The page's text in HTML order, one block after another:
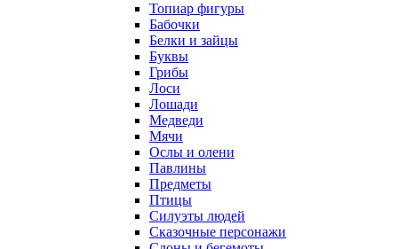
Топиар фигуры
Бабочки
Белки и зайцы
Буквы
Грибы
Лоси
Лошади
Медведи
Мячи
Ослы и олени
Павлины
Предметы
Птицы
Силуэты людей
Сказочные персонажи